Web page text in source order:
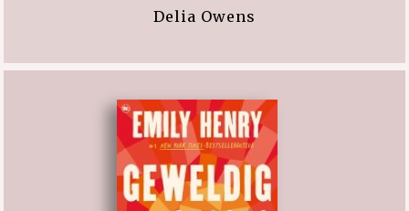
Delia Owens